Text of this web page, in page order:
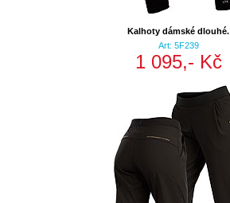
Kalhoty dámské dlouhé.
Art: 5F239
1 095,- Kč